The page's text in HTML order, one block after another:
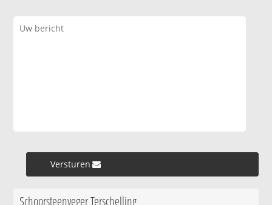
Versturen »
Schoorsteenveger Terschelling